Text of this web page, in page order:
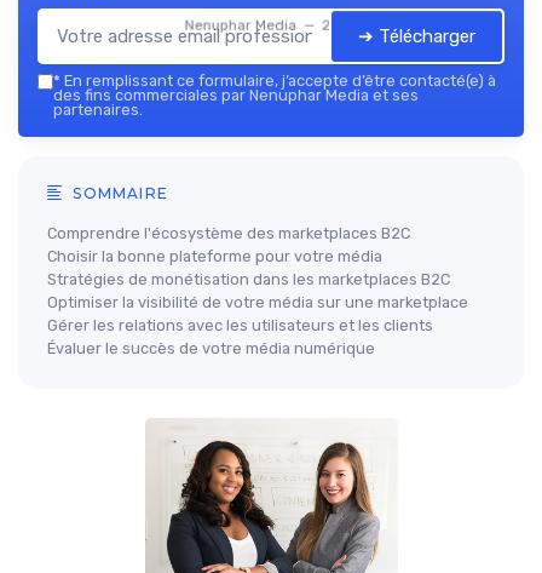
Nenuphar Media — 2026
➔ Télécharger
* En remplissant ce formulaire, j’accepte d’être contacté(e) à
des fins commerciales par Nenuphar Media et ses
partenaires.
SOMMAIRE
Comprendre l'écosystème des marketplaces B2C
Choisir la bonne plateforme pour votre média
Stratégies de monétisation dans les marketplaces B2C
Optimiser la visibilité de votre média sur une marketplace
Gérer les relations avec les utilisateurs et les clients
Évaluer le succès de votre média numérique